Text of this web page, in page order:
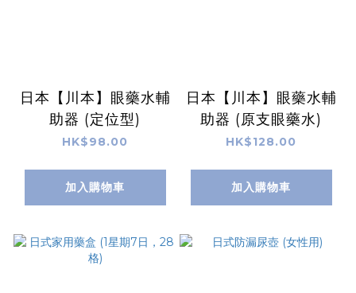
日本【川本】眼藥水輔
助器 (定位型)
HK$98.00
加入購物車
日本【川本】眼藥水輔
助器 (原支眼藥水)
HK$128.00
加入購物車